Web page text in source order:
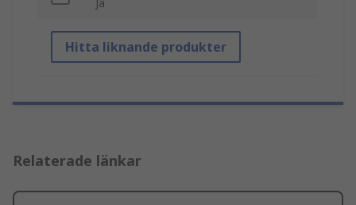
Ja
Hitta liknande produkter
Relaterade länkar